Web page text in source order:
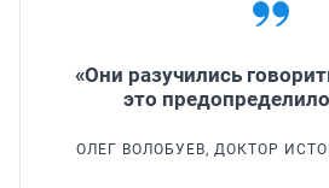
«Они разучились
это
ОЛЕГ ВОЛОБУЕВ, ДОКТОР